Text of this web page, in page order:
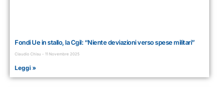
Fondi Ue in stallo, la Cgil: “Niente deviazioni verso spese militari”
Claudio Chisu 11 Novembre 2025
Leggi »